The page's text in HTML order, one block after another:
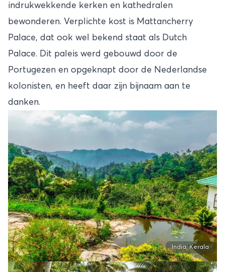
indrukwekkende kerken en kathedralen
bewonderen. Verplichte kost is Mattancherry
Palace, dat ook wel bekend staat als Dutch
Palace. Dit paleis werd gebouwd door de
Portugezen en opgeknapt door de Nederlandse
kolonisten, en heeft daar zijn bijnaam aan te
danken.
India, Kerala